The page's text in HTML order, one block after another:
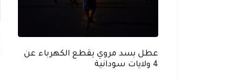
عطل بسد مروي يقطع الكهرباء عن
4 ولايات سودانية